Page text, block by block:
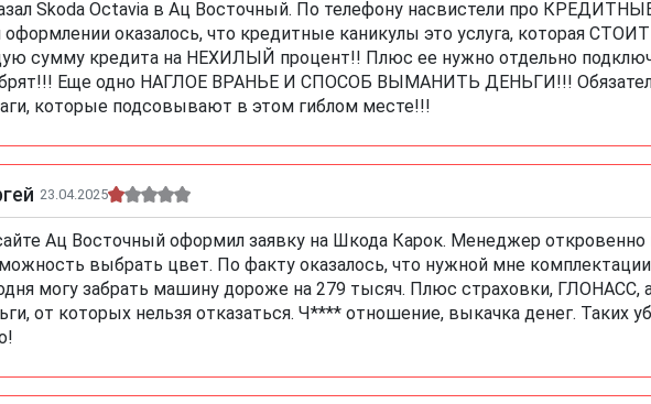
Skoda Octavia в Ац Восточный. По телефону насвистели про
оформлении оказалось, что кредитные каникулы это услуга, которая
сумму кредита на НЕХИЛЫЙ процент!! Плюс ее нужно отдельно
Еще одно НАГЛОЕ ВРАНЬЕ И СПОСОБ ВЫМАНИТЬ ДЕНЬГИ!!!
которые подсовывают в этом гиблом месте!!!
23.04.2025
Ац Восточный оформил заявку на Шкода Карок. Менеджер откровенно
выбрать цвет. По факту оказалось, что нужной мне
могу забрать машину дороже на 279 тысяч. Плюс страховки, ГЛОНАСС,
от которых нельзя отказаться. Ч**** отношение, выкачка денег. Таких